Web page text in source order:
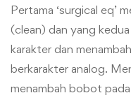
Pertama ‘surgical eq’
(clean) dan yang
karakter dan
berkarakter analog.
menambah bobot